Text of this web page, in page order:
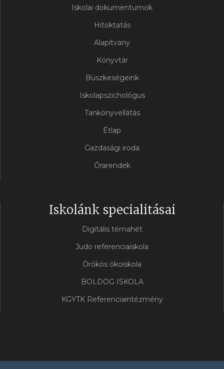
Iskolai dokumentumok
Hitoktatás
Alapítvány
Könyvtár
Büszkeségeink
Iskolapszichológus
Tankönyvellátás
Étlap
Gazdasági iroda
Órarendek
Iskolánk specialitásai
Digitális témahét
Judo referenciaiskola
Örökös ökoiskola
BOLDOG ISKOLA
KGYTK Referenciaintézmény